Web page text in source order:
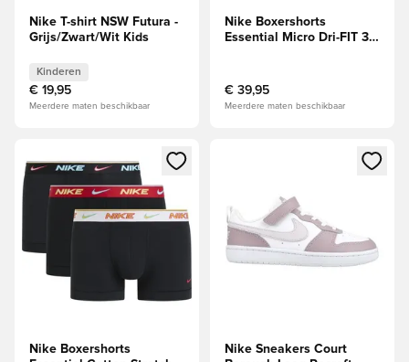
Nike T-shirt NSW Futura -
Grijs/Zwart/Wit Kids
Kinderen
€ 19,95
Meerdere maten beschikbaar
Nike Boxershorts
Essential Micro Dri-FIT 3-
€ 39,95
Meerdere maten beschikbaar
Opent een venster om in te loggen of je aan te melden als
Nike Boxershorts
Opent een venster om in te
Nike Sneakers Court